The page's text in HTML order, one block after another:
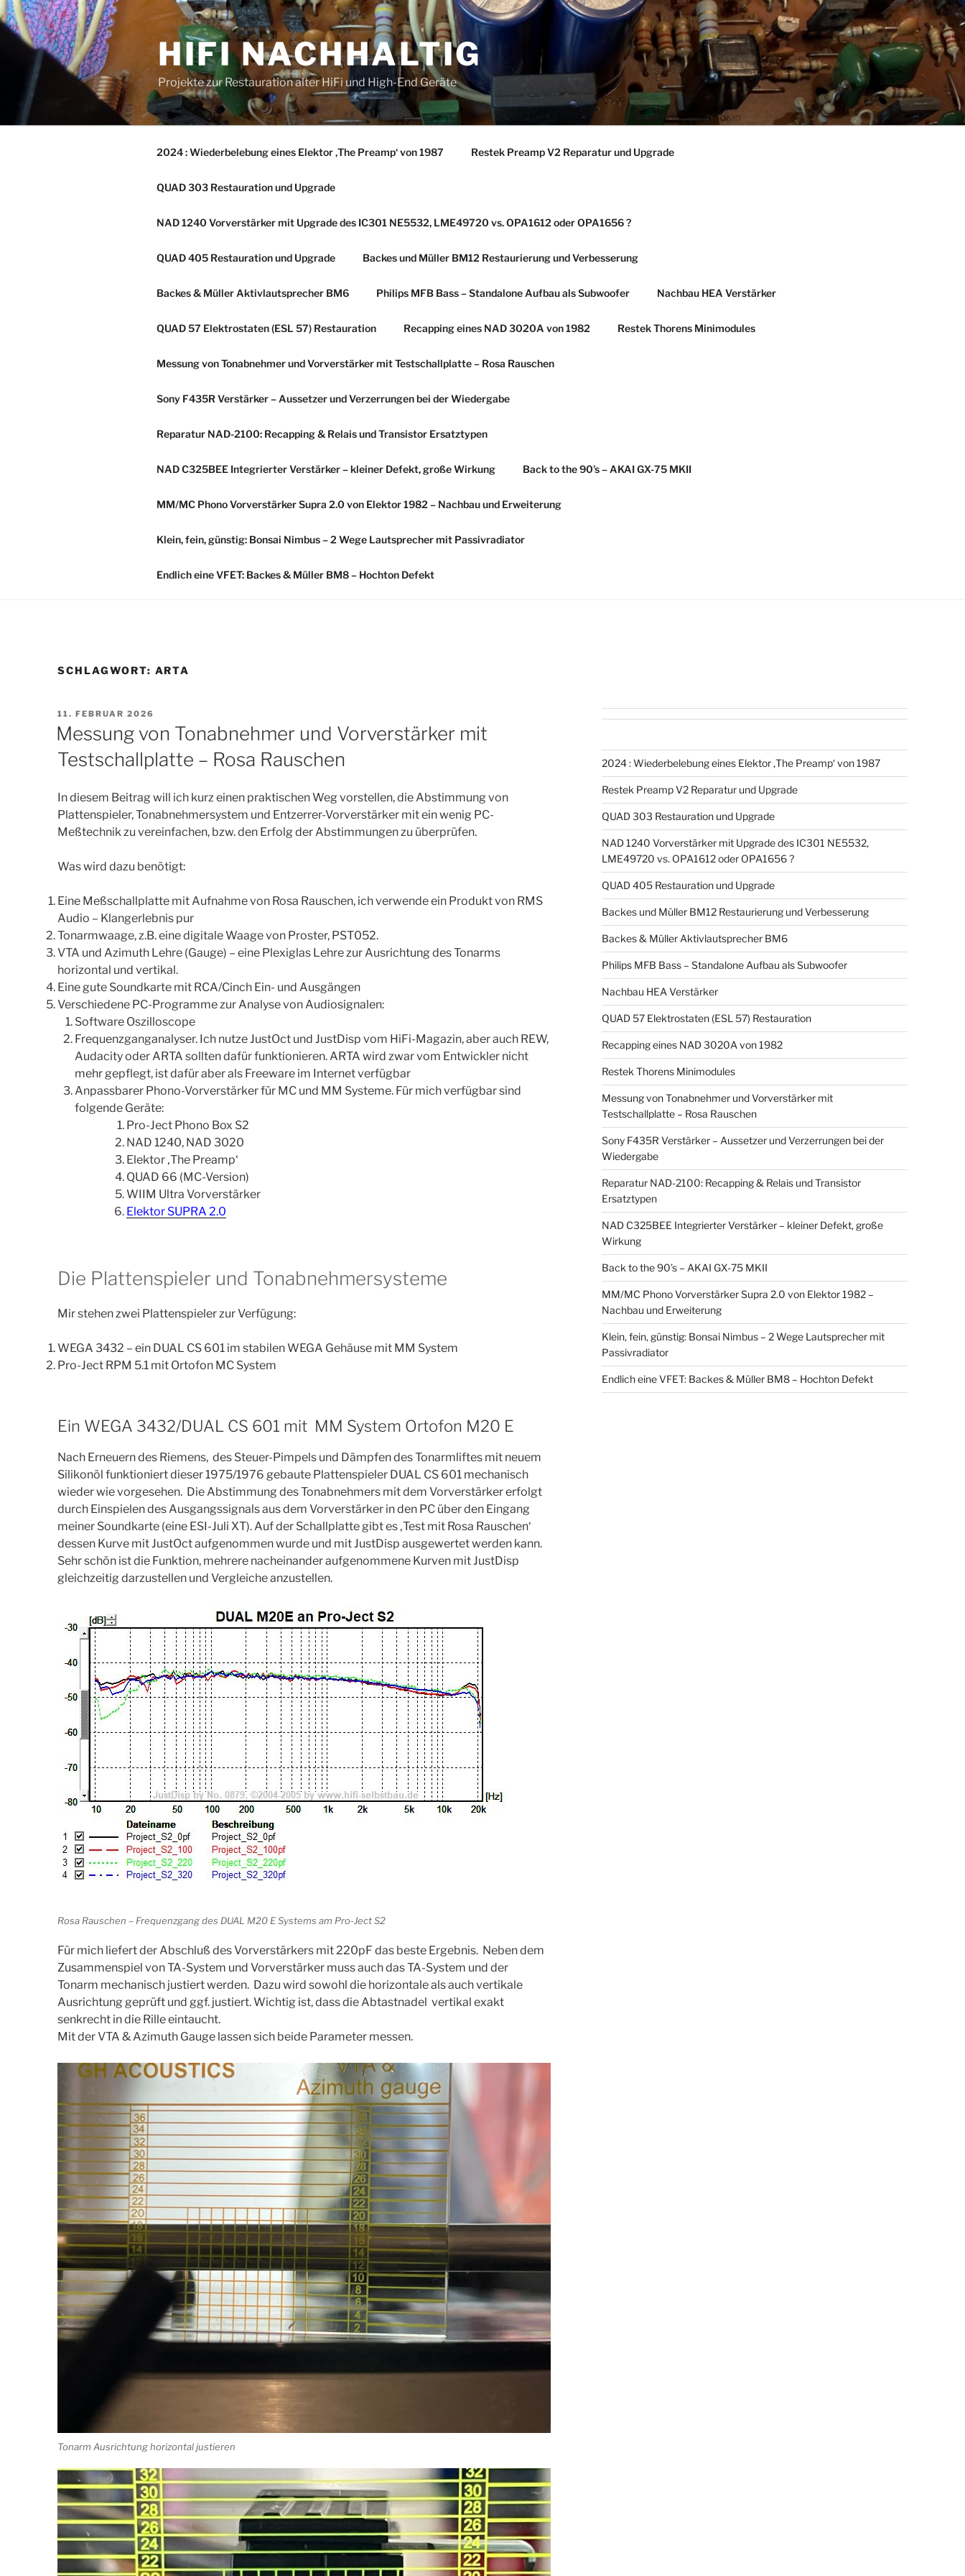
Zum
Inhalt
springen
HIFI NACHHALTIG
Projekte zur Restauration alter HiFi und High-End Geräte
2024 : Wiederbelebung eines Elektor ‚The Preamp‘ von 1987 Restek Preamp V2 Reparatur und Upgrade
QUAD 303 Restauration und Upgrade
NAD 1240 Vorverstärker mit Upgrade des IC301 NE5532, LME49720 vs. OPA1612 oder OPA1656 ?
QUAD 405 Restauration und Upgrade Backes und Müller BM12 Restaurierung und Verbesserung
Backes & Müller Aktivlautsprecher BM6 Philips MFB Bass – Standalone Aufbau als Subwoofer Nachbau HEA Verstärker
QUAD 57 Elektrostaten (ESL 57) Restauration Recapping eines NAD 3020A von 1982 Restek Thorens Minimodules
Messung von Tonabnehmer und Vorverstärker mit Testschallplatte – Rosa Rauschen
Sony F435R Verstärker – Aussetzer und Verzerrungen bei der Wiedergabe
Reparatur NAD-2100: Recapping & Relais und Transistor Ersatztypen
NAD C325BEE Integrierter Verstärker – kleiner Defekt, große Wirkung Back to the 90’s – AKAI GX-75 MKII
MM/MC Phono Vorverstärker Supra 2.0 von Elektor 1982 – Nachbau und Erweiterung
Klein, fein, günstig: Bonsai Nimbus – 2 Wege Lautsprecher mit Passivradiator
Endlich eine VFET: Backes & Müller BM8 – Hochton Defekt
SCHLAGWORT: ARTA
VERÖFFENTLICHT
AM
11. FEBRUAR 2026
Messung von Tonabnehmer und Vorverstärker mit
Testschallplatte – Rosa Rauschen
In diesem Beitrag will ich kurz einen praktischen Weg vorstellen, die Abstimmung von
Plattenspieler, Tonabnehmersystem und Entzerrer-Vorverstärker mit ein wenig PC-
Meßtechnik zu vereinfachen, bzw. den Erfolg der Abstimmungen zu überprüfen.
Was wird dazu benötigt:
Eine Meßschallplatte mit Aufnahme von Rosa Rauschen, ich verwende ein Produkt von RMS
Audio – Klangerlebnis pur
Tonarmwaage, z.B. eine digitale Waage von Proster, PST052.
VTA und Azimuth Lehre (Gauge) – eine Plexiglas Lehre zur Ausrichtung des Tonarms
horizontal und vertikal.
Eine gute Soundkarte mit RCA/Cinch Ein- und Ausgängen
Verschiedene PC-Programme zur Analyse von Audiosignalen:
Software Oszilloscope
Frequenzganganalyser. Ich nutze JustOct und JustDisp vom HiFi-Magazin, aber auch REW,
Audacity oder ARTA sollten dafür funktionieren. ARTA wird zwar vom Entwickler nicht
mehr gepflegt, ist dafür aber als Freeware im Internet verfügbar
Anpassbarer Phono-Vorverstärker für MC und MM Systeme. Für mich verfügbar sind
folgende Geräte:
Pro-Ject Phono Box S2
NAD 1240, NAD 3020
Elektor ‚The Preamp‘
QUAD 66 (MC-Version)
WIIM Ultra Vorverstärker
Elektor SUPRA 2.0
Die Plattenspieler und Tonabnehmersysteme
Mir stehen zwei Plattenspieler zur Verfügung:
WEGA 3432 – ein DUAL CS 601 im stabilen WEGA Gehäuse mit MM System
Pro-Ject RPM 5.1 mit Ortofon MC System
Ein WEGA 3432/DUAL CS 601 mit MM System Ortofon M20 E
Nach Erneuern des Riemens, des Steuer-Pimpels und Dämpfen des Tonarmliftes mit neuem
Silikonöl funktioniert dieser 1975/1976 gebaute Plattenspieler DUAL CS 601 mechanisch
wieder wie vorgesehen. Die Abstimmung des Tonabnehmers mit dem Vorverstärker erfolgt
durch Einspielen des Ausgangssignals aus dem Vorverstärker in den PC über den Eingang
meiner Soundkarte (eine ESI-Juli XT). Auf der Schallplatte gibt es ‚Test mit Rosa Rauschen‘
dessen Kurve mit JustOct aufgenommen wurde und mit JustDisp ausgewertet werden kann.
Sehr schön ist die Funktion, mehrere nacheinander aufgenommene Kurven mit JustDisp
gleichzeitig darzustellen und Vergleiche anzustellen.
Rosa Rauschen – Frequenzgang des DUAL M20 E Systems am Pro-Ject S2
Für mich liefert der Abschluß des Vorverstärkers mit 220pF das beste Ergebnis. Neben dem
Zusammenspiel von TA-System und Vorverstärker muss auch das TA-System und der
Tonarm mechanisch justiert werden. Dazu wird sowohl die horizontale als auch vertikale
Ausrichtung geprüft und ggf. justiert. Wichtig ist, dass die Abtastnadel vertikal exakt
senkrecht in die Rille eintaucht.
Mit der VTA & Azimuth Gauge lassen sich beide Parameter messen.
Tonarm Ausrichtung horizontal justieren
2024 : Wiederbelebung eines Elektor ‚The Preamp‘ von 1987
Restek Preamp V2 Reparatur und Upgrade
QUAD 303 Restauration und Upgrade
NAD 1240 Vorverstärker mit Upgrade des IC301 NE5532,
LME49720 vs. OPA1612 oder OPA1656 ?
QUAD 405 Restauration und Upgrade
Backes und Müller BM12 Restaurierung und Verbesserung
Backes & Müller Aktivlautsprecher BM6
Philips MFB Bass – Standalone Aufbau als Subwoofer
Nachbau HEA Verstärker
QUAD 57 Elektrostaten (ESL 57) Restauration
Recapping eines NAD 3020A von 1982
Restek Thorens Minimodules
Messung von Tonabnehmer und Vorverstärker mit
Testschallplatte – Rosa Rauschen
Sony F435R Verstärker – Aussetzer und Verzerrungen bei der
Wiedergabe
Reparatur NAD-2100: Recapping & Relais und Transistor
Ersatztypen
NAD C325BEE Integrierter Verstärker – kleiner Defekt, große
Wirkung
Back to the 90’s – AKAI GX-75 MKII
MM/MC Phono Vorverstärker Supra 2.0 von Elektor 1982 –
Nachbau und Erweiterung
Klein, fein, günstig: Bonsai Nimbus – 2 Wege Lautsprecher mit
Passivradiator
Endlich eine VFET: Backes & Müller BM8 – Hochton Defekt